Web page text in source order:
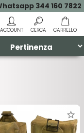
344 160 7822